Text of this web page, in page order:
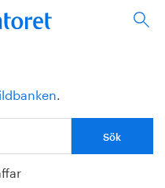
.